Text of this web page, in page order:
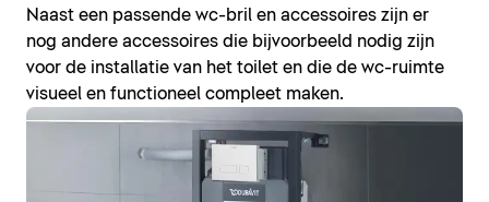
Naast een passende wc-bril en accessoires zijn er
nog andere accessoires die bijvoorbeeld nodig zijn
voor de installatie van het toilet en die de wc-ruimte
visueel en functioneel compleet maken.